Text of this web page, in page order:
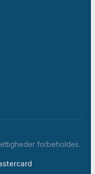
forbeholdes.